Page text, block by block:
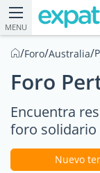
MENU
/Foro/Australia/
Foro
Encuentra
foro solidario
Nuevo